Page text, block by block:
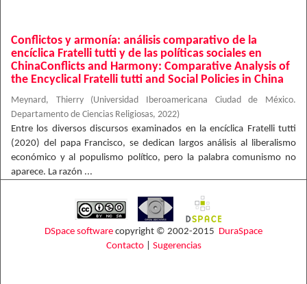
Conflictos y armonía: análisis comparativo de la
encíclica Fratelli tutti y de las políticas sociales en
ChinaConflicts and Harmony: Comparative Analysis of
the Encyclical Fratelli tutti and Social Policies in China
Meynard, Thierry (Universidad Iberoamericana Ciudad de México.
Departamento de Ciencias Religiosas, 2022)
Entre los diversos discursos examinados en la encíclica Fratelli tutti
(2020) del papa Francisco, se dedican largos análisis al liberalismo
económico y al populismo político, pero la palabra comunismo no
aparece. La razón ...
DSpace software copyright © 2002-2015 DuraSpace
Contacto| Sugerencias